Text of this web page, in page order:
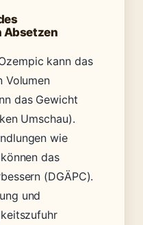
Absetzen
kann das
Volumen
das Gewicht
Umschau).
wie
das
(DGÄPC).
und